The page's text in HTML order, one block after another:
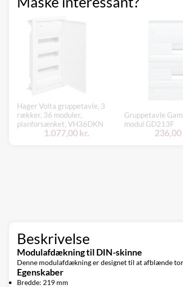
Hager Volta gruppetavle, 3
rækker, 36 moduler,
planforsænket, VH36DKN
1.077,00 kr.
Gruppetavle
modul GD213F
236,00
Beskrivelse
Modulafdækning til DIN-skinne
Denne modulafdækning er designet til at afblænde
Egenskaber
Bredde: 219 mm